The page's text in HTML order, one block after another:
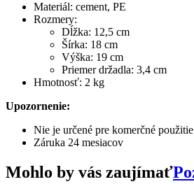
Materiál: cement, PE
Rozmery:
Dĺžka: 12,5 cm
Šírka: 18 cm
Výška: 19 cm
Priemer držadla: 3,4 cm
Hmotnosť: 2 kg
Upozornenie:
Nie je určené pre komerčné použitie
Záruka 24 mesiacov
Mohlo by vás zaujímať